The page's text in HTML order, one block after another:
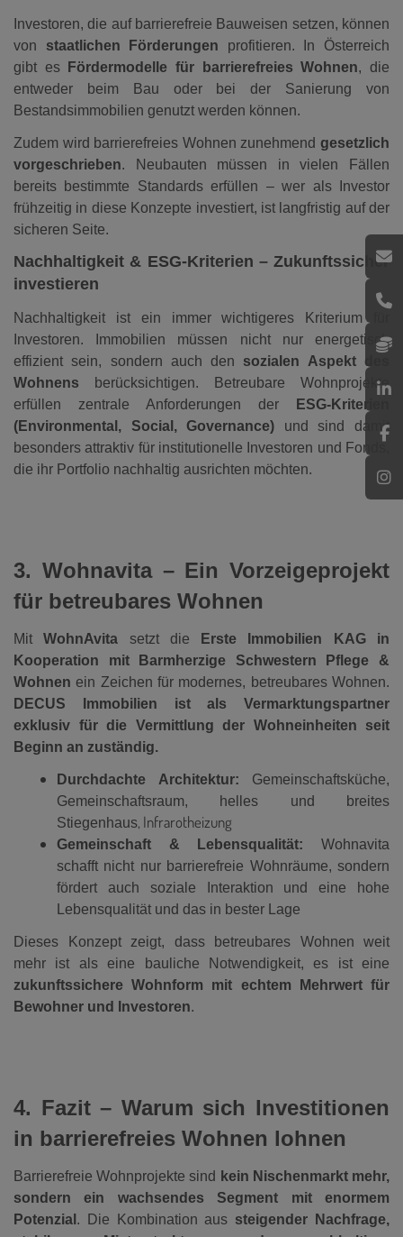
Investoren, die auf barrierefreie Bauweisen setzen, können
von staatlichen Förderungen profitieren. In Österreich
gibt es
Fördermodelle für barrierefreies Wohnen, die
entweder beim Bau oder bei der Sanierung von
Bestandsimmobilien genutzt werden können.
Zudem wird barrierefreies Wohnen zunehmend gesetzlich
vorgeschrieben. Neubauten müssen in vielen Fällen
bereits bestimmte Standards erfüllen – wer als Investor
frühzeitig in diese Konzepte investiert, ist langfristig auf der
sicheren Seite.
Nachhaltigkeit & ESG-Kriterien – Zukunftssicher
investieren
Nachhaltigkeit ist ein immer wichtigeres Kriterium für
Investoren. Immobilien müssen nicht nur energetisch
effizient sein, sondern auch den sozialen Aspekt des
Wohnens berücksichtigen. Betreubare Wohnprojekte
erfüllen zentrale Anforderungen der
ESG-Kriterien
(Environmental, Social, Governance) und sind damit
besonders attraktiv für institutionelle Investoren und Fonds,
die ihr Portfolio nachhaltig ausrichten möchten.
3. Wohnavita – Ein Vorzeigeprojekt
für betreubares Wohnen
MitWohnAvita setzt die
Erste Immobilien KAG in
Kooperation mit Barmherzige Schwestern Pflege &
Wohnen ein Zeichen für modernes, betreubares Wohnen.
DECUS Immobilien ist als Vermarktungspartner
exklusiv für die Vermittlung der Wohneinheiten seit
Beginn an zuständig.
Durchdachte Architektur: Gemeinschaftsküche,
Gemeinschaftsraum, helles und breites
Stiegenhaus, Infrarotheizung
Gemeinschaft & Lebensqualität: Wohnavita
schafft nicht nur barrierefreie Wohnräume, sondern
fördert auch soziale Interaktion und eine hohe
Lebensqualität und das in bester Lage
Dieses Konzept zeigt, dass betreubares Wohnen weit
mehr ist als eine bauliche Notwendigkeit, es ist eine
zukunftssichere Wohnform mit echtem Mehrwert für
Bewohner und Investoren.
4. Fazit – Warum sich Investitionen
in barrierefreies Wohnen lohnen
Barrierefreie Wohnprojekte sind kein Nischenmarkt mehr,
sondern ein wachsendes Segment mit enormem
Potenzial . Die Kombination aus steigender Nachfrage,